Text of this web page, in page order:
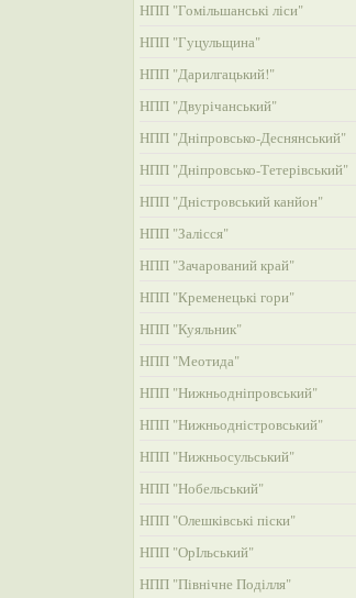
НПП "Гомільшанські ліси"
НПП "Гуцульщина"
НПП "Дарилгацький!"
НПП "Двурічанський"
НПП "Дніпровсько-Деснянський"
НПП "Дніпровсько-Тетерівський"
НПП "Дністровський канйон"
НПП "Залісся"
НПП "Зачарований край"
НПП "Кременецькі гори"
НПП "Куяльник"
НПП "Меотида"
НПП "Нижньодніпровський"
НПП "Нижньодністровський"
НПП "Нижньосульський"
НПП "Нобельський"
НПП "Олешківські піски"
НПП "ОрІльський"
НПП "Північне Поділля"